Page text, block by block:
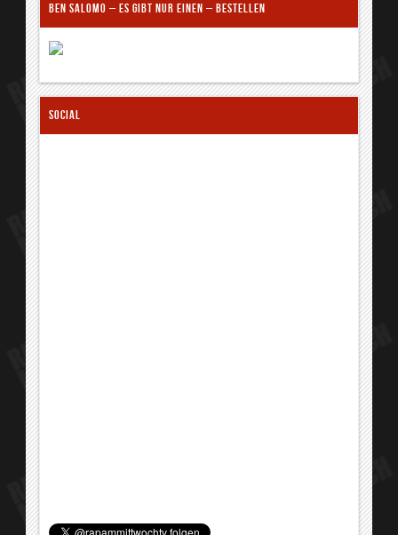
BEN SALOMO – ES GIBT NUR EINEN – BESTELLEN
SOCIAL